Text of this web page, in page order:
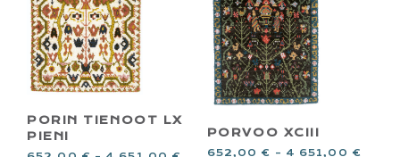
PORIN TIENOOT LX
PIENI
PORVOO XCIII
652,00 € – 4 651,00 €